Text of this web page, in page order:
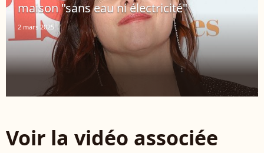
maison "sans eau ni électricité"
2 mars 2025
Voir la vidéo associée